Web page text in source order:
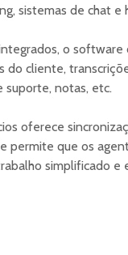
sistemas de chat e
o
cliente,
suporte, notas, etc.
oferece
permite que os
simplificado e